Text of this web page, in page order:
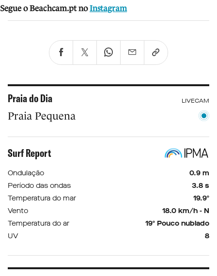
Segue o Beachcam.pt no Instagram
Praia do Dia LIVECAM
Praia Pequena
Surf Report
Ondulação
0.9 m
Período das ondas
3.8 s
Temperatura do mar
19.9º
Vento
18.0 km/h - N
Temperatura do ar
19º Pouco nublado
UV
8